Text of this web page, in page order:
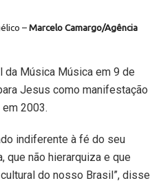
–Marcelo Camargo/Agência
da Música Música em 9 de
Jesus como manifestação
2003.
indiferente à fé do seu
que não hierarquiza e que
do nosso Brasil”, disse